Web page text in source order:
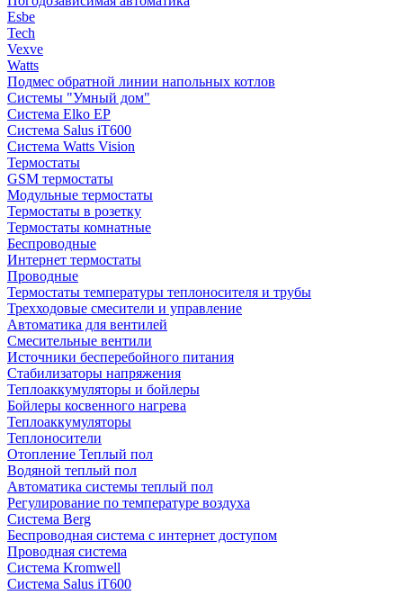
Esbe
Tech
Vexve
Watts
Подмес обратной линии напольных котлов
Системы "Умный дом"
Система Elko EP
Система Salus iT600
Система Watts Vision
Термостаты
GSM термостаты
Модульные термостаты
Термостаты в розетку
Термостаты комнатные
Беспроводные
Интернет термостаты
Проводные
Термостаты температуры теплоносителя и трубы
Трехходовые смесители и управление
Автоматика для вентилей
Смесительные вентили
Источники бесперебойного питания
Стабилизаторы напряжения
Теплоаккумуляторы и бойлеры
Бойлеры косвенного нагрева
Теплоаккумуляторы
Теплоносители
Отопление Теплый пол
Водяной теплый пол
Автоматика системы теплый пол
Регулирование по температуре воздуха
Система Berg
Беспроводная система с интернет доступом
Проводная система
Система Kromwell
Система Salus iT600